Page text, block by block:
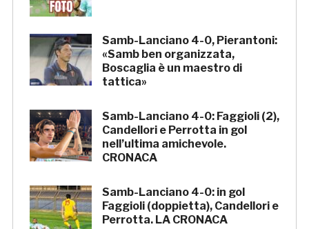
Samb-Lanciano 4-0, Pierantoni:
«Samb ben organizzata,
Boscaglia è un maestro di
tattica»
Samb-Lanciano 4-0: Faggioli (2),
Candellori e Perrotta in gol
nell’ultima amichevole.
CRONACA
Samb-Lanciano 4-0: in gol
Faggioli (doppietta), Candellori e
Perrotta. LA CRONACA